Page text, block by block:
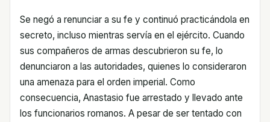
Se negó a renunciar a su fe y continuó practicándola en
secreto, incluso mientras servía en el ejército. Cuando
sus compañeros de armas descubrieron su fe, lo
denunciaron a las autoridades, quienes lo consideraron
una amenaza para el orden imperial. Como
consecuencia, Anastasio fue arrestado y llevado ante
los funcionarios romanos. A pesar de ser tentado con